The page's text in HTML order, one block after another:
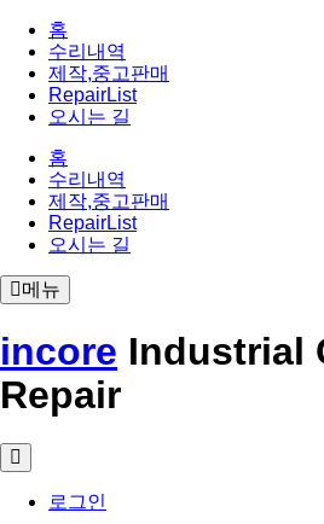
홈
수리내역
제작,중고판매
RepairList
오시는 길
홈
수리내역
제작,중고판매
RepairList
오시는 길
메뉴
incore Industrial
Repair
로그인